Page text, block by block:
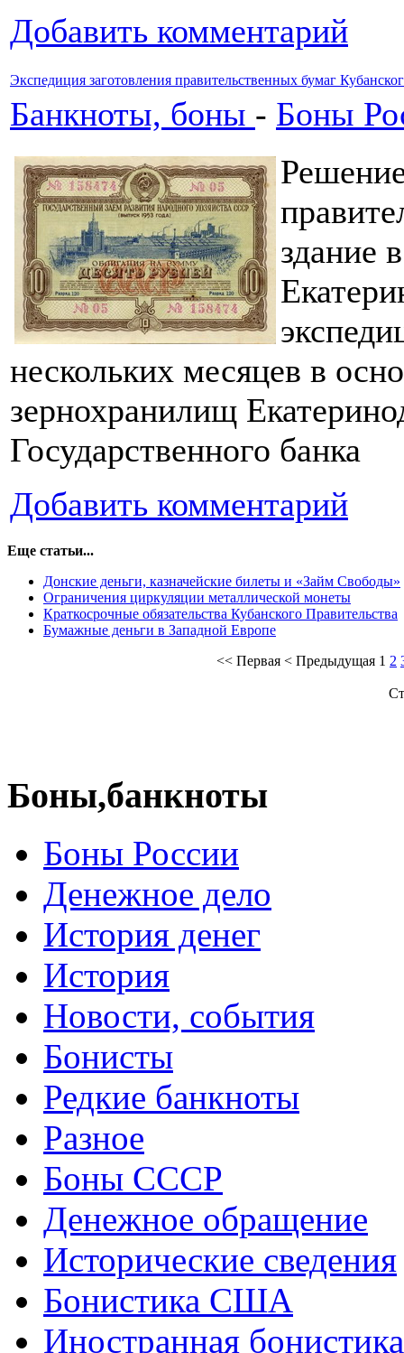
Добавить комментарий
Экспедиция заготовления правительственных бумаг
Банкноты, боны - Боны
здание
нескольких месяцев в
зернохранилищ
Государственного банка
Добавить комментарий
Еще статьи...
Донские деньги, казначейские билеты и «Займ Свободы»
Ограничения циркуляции металлической монеты
Краткосрочные обязательства Кубанского Правительства
Бумажные деньги в Западной Европе
<< Первая < Предыдущая 1 2
Боны,банкноты
Боны России
Денежное дело
История денег
История
Новости, события
Бонисты
Редкие банкноты
Разное
Боны СССР
Денежное обращение
Исторические сведения
Бонистика США
Иностранная бонистика